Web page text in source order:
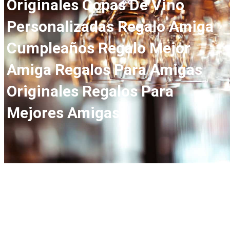
Originales Copas De Vino
Personalizadas Regalo Amiga
Cumpleaños Regalo Mejor
Amiga Regalos Para Amigas
Originales Regalos Para
Mejores Amigas